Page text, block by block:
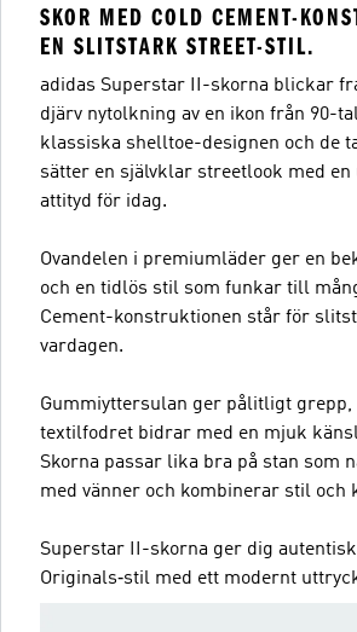
SKOR MED COLD CEMENT-
EN SLITSTARK STREET-STIL.
adidas Superstar II-skorna blickar
djärv nytolkning av en ikon från 90-
klassiska shelltoe-designen och de
sätter en självklar streetlook med en
attityd för idag.
Ovandelen i premiumläder ger en
och en tidlös stil som funkar till
Cement-konstruktionen står för
vardagen.
Gummiyttersulan ger pålitligt grepp,
textilfodret bidrar med en mjuk
Skorna passar lika bra på stan som
med vänner och kombinerar stil och
Superstar II-skorna ger dig
Originals‑stil med ett modernt